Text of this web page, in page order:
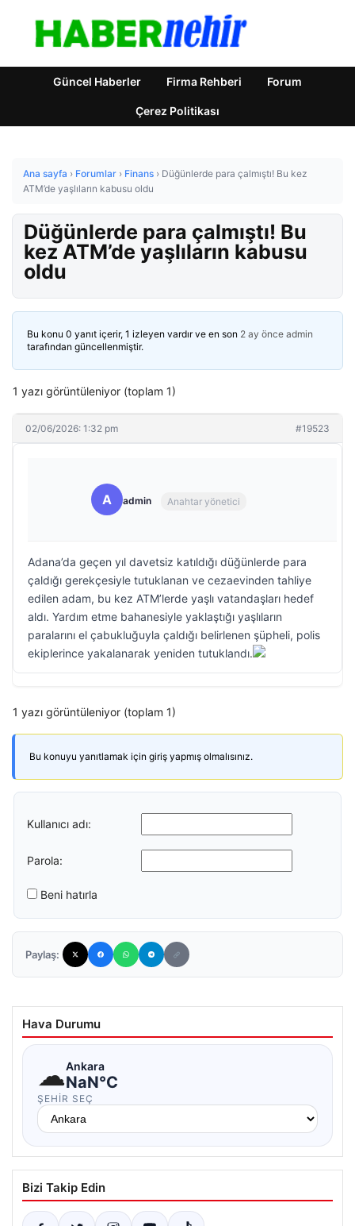
Güncel Haberler Firma Rehberi Forum
Çerez Politikası
Ana sayfa › Forumlar › Finans › Düğünlerde para çalmıştı! Bu kez
ATM’de yaşlıların kabusu oldu
Düğünlerde para çalmıştı! Bu
kez ATM’de yaşlıların kabusu
oldu
Bu konu 0 yanıt içerir, 1 izleyen vardır ve en son 2 ay önce admin
tarafından güncellenmiştir.
1 yazı görüntüleniyor (toplam 1)
02/06/2026: 1:32 pm #19523
A admin Anahtar yönetici
Adana’da geçen yıl davetsiz katıldığı düğünlerde para
çaldığı gerekçesiyle tutuklanan ve cezaevinden tahliye
edilen adam, bu kez ATM’lerde yaşlı vatandaşları hedef
aldı. Yardım etme bahanesiyle yaklaştığı yaşlıların
paralarını el çabukluğuyla çaldığı belirlenen şüpheli, polis
ekiplerince yakalanarak yeniden tutuklandı.
1 yazı görüntüleniyor (toplam 1)
Bu konuyu yanıtlamak için giriş yapmış olmalısınız.
Kullanıcı adı:
Parola:
Beni hatırla
Paylaş:
Hava Durumu
☁Ankara
NaN°C
ŞEHIR SEÇ
Bizi Takip Edin